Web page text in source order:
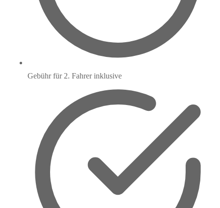
Gebühr für 2. Fahrer inklusive